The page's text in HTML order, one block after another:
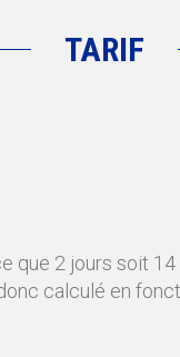
TARIF
que 2 jours soit
calculé en